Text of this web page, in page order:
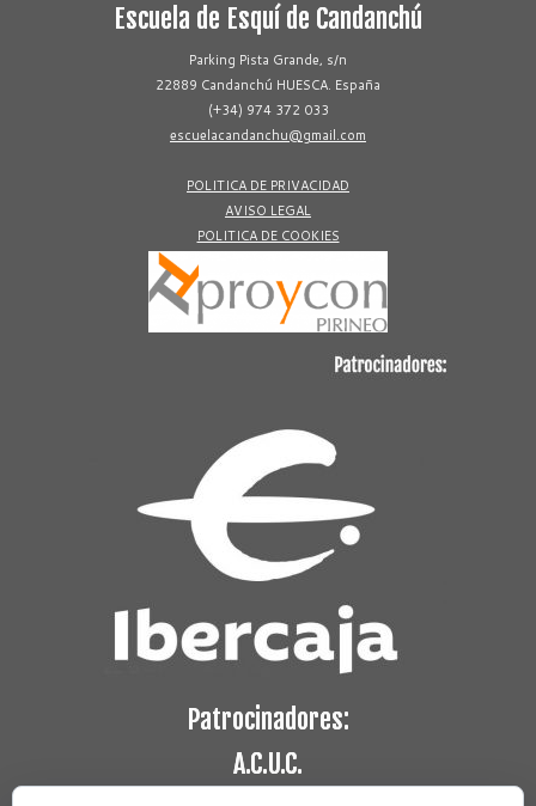
Escuela de Esquí de Candanchú
Parking Pista Grande, s/n
22889 Candanchú HUESCA. España
(+34) 974 372 033
escuelacandanchu@gmail.com
POLITICA DE PRIVACIDAD
AVISO LEGAL
POLITICA DE COOKIES
Patrocinadores:
A.C.U.C.